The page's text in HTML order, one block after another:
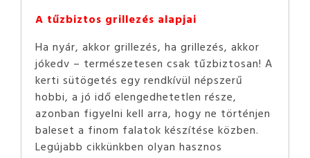
A tűzbiztos grillezés alapjai
Ha nyár, akkor grillezés, ha grillezés, akkor
jókedv – természetesen csak tűzbiztosan! A
kerti sütögetés egy rendkívül népszerű
hobbi, a jó idő elengedhetetlen része,
azonban figyelni kell arra, hogy ne történjen
baleset a finom falatok készítése közben.
Legújabb cikkünkben olyan hasznos